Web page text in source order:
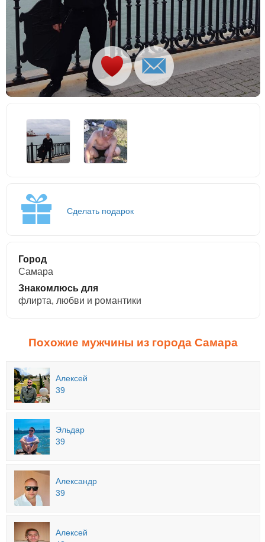
Сделать подарок
Город
Самара
Знакомлюсь для
флирта, любви и романтики
Похожие мужчины из города Самара
Алексей
39
Эльдар
39
Александр
39
Алексей